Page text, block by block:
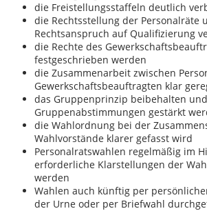
die Freistellungsstaffeln deutlich
die Rechtsstellung der Personalräte
Rechtsanspruch auf Qualifizierung
die Rechte des
festgeschrieben werden
die Zusammenarbeit zwischen
Gewerkschaftsbeauftragten klar
das Gruppenprinzip beibehalten
Gruppenabstimmungen gestärkt
die Wahlordnung bei der
Wahlvorstände klarer gefasst wird
Personalratswahlen regelmäßig im
erforderliche Klarstellungen der
werden
Wahlen auch künftig per
der Urne oder per Briefwahl